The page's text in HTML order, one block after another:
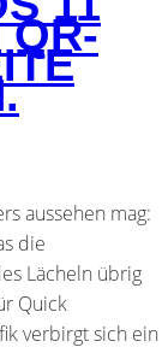
QR-
aussehen mag:
die
Lächeln übrig
Quick
verbirgt sich ein